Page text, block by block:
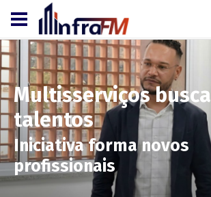
Multisserviços busca
talentos
Iniciativa forma novos
profissionais